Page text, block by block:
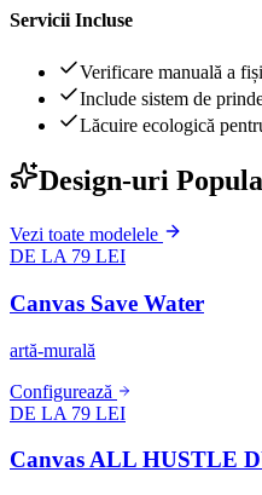
Servicii Incluse
Verificare manuală a
Include sistem de
Lăcuire ecologică
Design-uri
Vezi toate modelele
DE LA 79 LEI
Canvas Save Water
artă-murală
Configurează
DE LA 79 LEI
Canvas ALL HUSTLE